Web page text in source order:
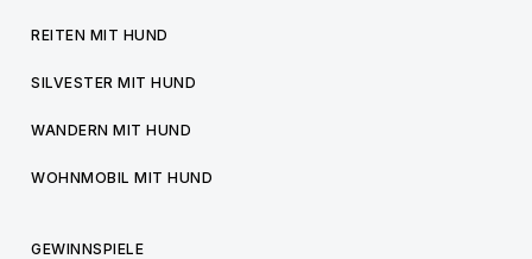
REITEN MIT HUND
SILVESTER MIT HUND
WANDERN MIT HUND
WOHNMOBIL MIT HUND
GEWINNSPIELE